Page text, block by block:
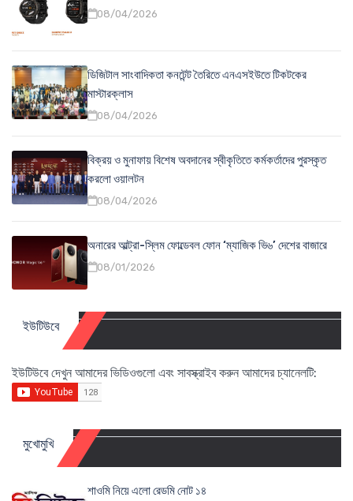
08/04/2026
ডিজিটাল সাংবাদিকতা কনটেন্ট তৈরিতে এনএসইউতে টিকটকের
মাস্টারক্লাস
08/04/2026
বিক্রয় ও মুনাফায় বিশেষ অবদানের স্বীকৃতিতে কর্মকর্তাদের পুরস্কৃত
করলো ওয়ালটন
08/04/2026
অনারের আল্ট্রা-স্লিম ফোল্ডেবল ফোন ‘ম্যাজিক ভি৬’ দেশের বাজারে
08/01/2026
ইউটিউবে
ইউটিউবে দেখুন আমাদের ভিডিওগুলো এবং সাবস্ক্রাইব করুন আমাদের চ্যানেলটি:
মুখোমুখি
শাওমি নিয়ে এলো রেডমি নোট ১৪